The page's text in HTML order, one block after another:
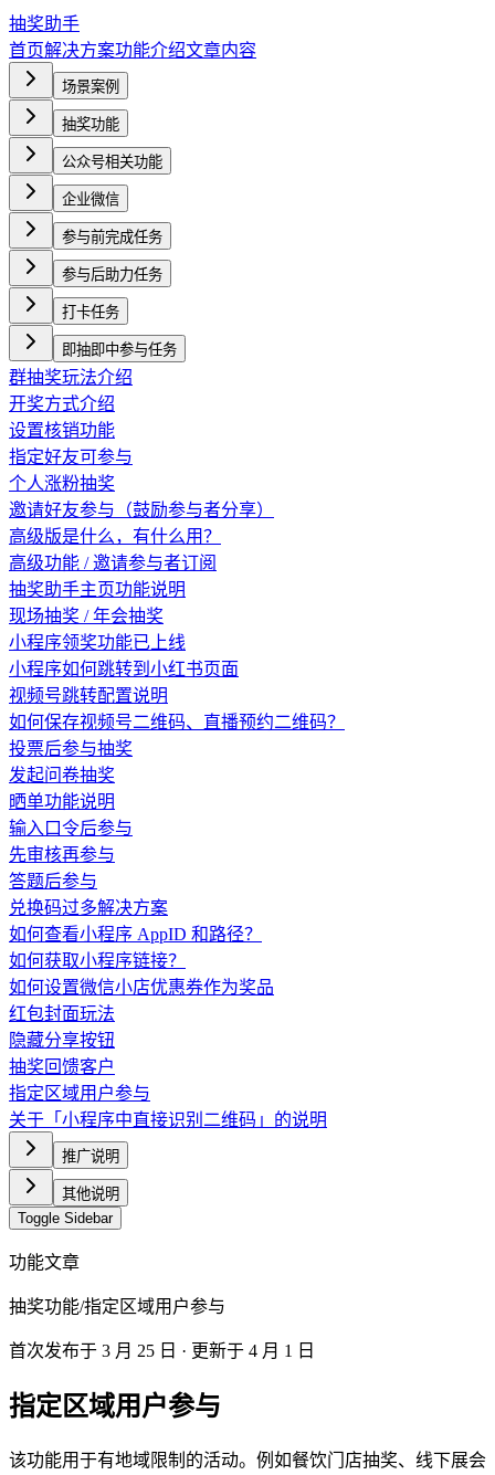
抽奖助手
首页解决方案功能介绍文章内容
场景案例
抽奖功能
公众号相关功能
企业微信
参与前完成任务
参与后助力任务
打卡任务
即抽即中参与任务
群抽奖玩法介绍
开奖方式介绍
设置核销功能
指定好友可参与
个人涨粉抽奖
邀请好友参与（鼓励参与者分享）
高级版是什么，有什么用？
高级功能 / 邀请参与者订阅
抽奖助手主页功能说明
现场抽奖 / 年会抽奖
小程序领奖功能已上线
小程序如何跳转到小红书页面
视频号跳转配置说明
如何保存视频号二维码、直播预约二维码？
投票后参与抽奖
发起问卷抽奖
晒单功能说明
输入口令后参与
先审核再参与
答题后参与
兑换码过多解决方案
如何查看小程序 AppID 和路径？
如何获取小程序链接？
如何设置微信小店优惠券作为奖品
红包封面玩法
隐藏分享按钮
抽奖回馈客户
指定区域用户参与
关于「小程序中直接识别二维码」的说明
推广说明
其他说明
Toggle Sidebar
功能文章
抽奖功能/指定区域用户参与
首次发布于 3 月 25 日 · 更新于 4 月 1 日
指定区域用户参与
该功能用于有地域限制的活动。例如餐饮门店抽奖、线下展会